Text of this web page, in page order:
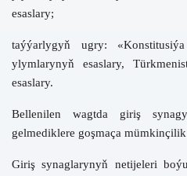
esaslary;
taýýarlygyň ugry:
ylymlarynyň esaslary,
esaslary.
Bellenilen wagtda giriş
gelmediklere goşmaça
Giriş synaglarynyň netijeleri